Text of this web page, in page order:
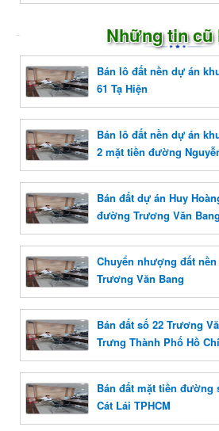
Những tin cũ
Bán lô đất nền dự án
61 Tạ Hiện
Bán lô đất nền dự án
2 mặt tiền đường
Bán đất dự án Huy
đường Trương Văn Bang
Chuyển nhượng đất
Trương Văn Bang
Bán đất số 22 Trương
Trưng Thành Phố Hồ
Bán đất mặt tiền đường
Cát Lái TPHCM